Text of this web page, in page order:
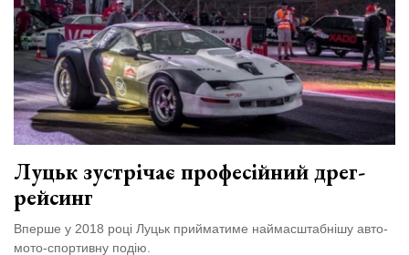
Луцьк зустрічає професійний дрег-
рейсинг
Вперше у 2018 році Луцьк прийматиме наймасштабнішу авто-
мото-спортивну подію.